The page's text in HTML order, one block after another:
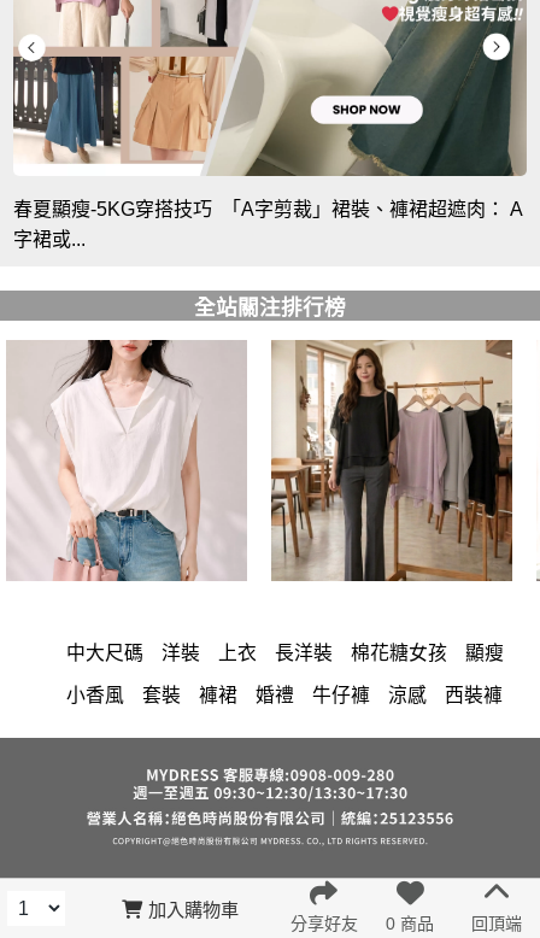
春夏顯瘦-5KG穿搭技巧 「A字剪裁」裙裝、褲裙超遮肉： A
字裙或...
全站關注排行榜
中大尺碼 洋裝 上衣 長洋裝 棉花糖女孩 顯瘦
小香風 套裝 褲裙 婚禮 牛仔褲 涼感 西裝褲
正韓 洋裝 長褲 雪紡
洋裝 大衣 氣質輕熟女外套式連身裙 襯衫
禮服 短洋裝 短褲 褲 夏天 襯衫領 喇叭褲
韓版 寬版上衣 雪紡上衣 小禮服
加入購物車
回頂端
0 商品
分享好友